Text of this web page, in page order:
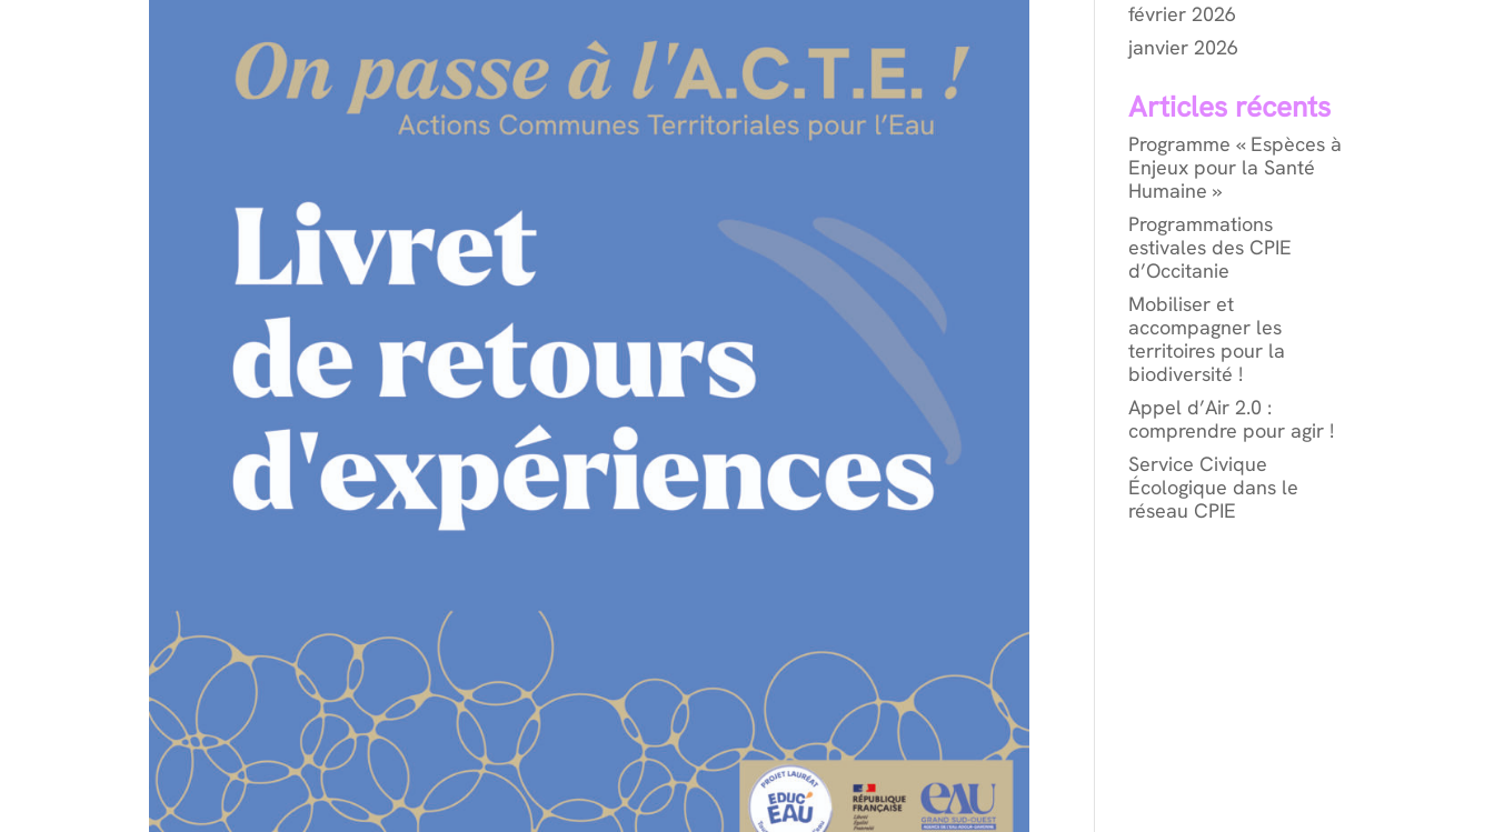
février 2026
janvier 2026
Articles récents
Programme « Espèces à
Enjeux pour la Santé
Humaine »
Programmations
estivales des CPIE
d’Occitanie
Mobiliser et
accompagner les
territoires pour la
biodiversité !
Appel d’Air 2.0 :
comprendre pour agir !
Service Civique
Écologique dans le
réseau CPIE